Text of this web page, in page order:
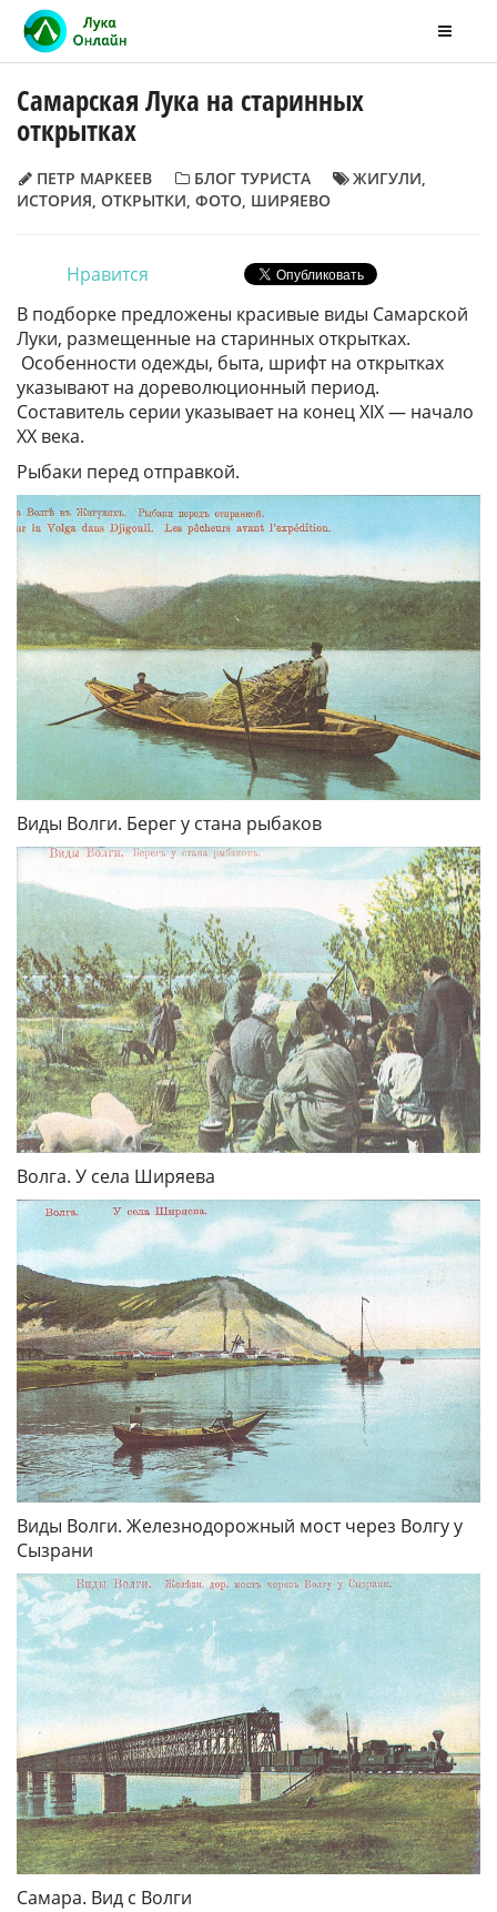
Самарская Лука на старинных
открытках
ПЕТР МАРКЕЕВ БЛОГ ТУРИСТА ЖИГУЛИ,
ИСТОРИЯ, ОТКРЫТКИ, ФОТО, ШИРЯЕВО
Нравится
В подборке предложены красивые виды Самарской
Луки, размещенные на старинных открытках.
Особенности одежды, быта, шрифт на открытках
указывают на дореволюционный период.
Составитель серии указывает на конец XIX — начало
XX века.
Рыбаки перед отправкой.
Виды Волги. Берег у стана рыбаков
Волга. У села Ширяева
Виды Волги. Железнодорожный мост через Волгу у
Сызрани
Самара. Вид с Волги